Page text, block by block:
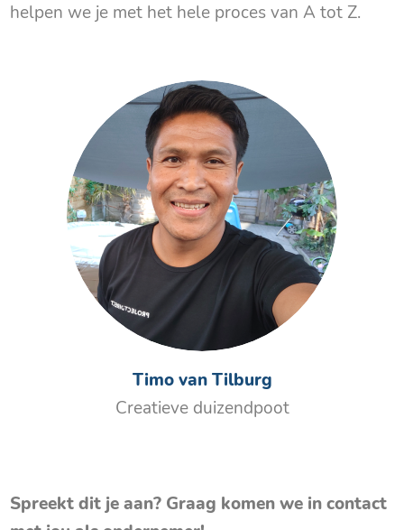
helpen we je met het hele proces van A tot Z.
Timo van Tilburg
Creatieve duizendpoot
Spreekt dit je aan? Graag komen we in contact